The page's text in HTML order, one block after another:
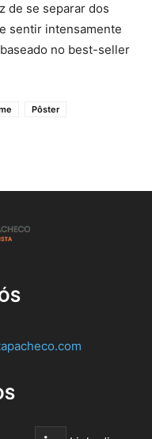
de se separar dos
sentir intensamente
no best-seller
Pôster